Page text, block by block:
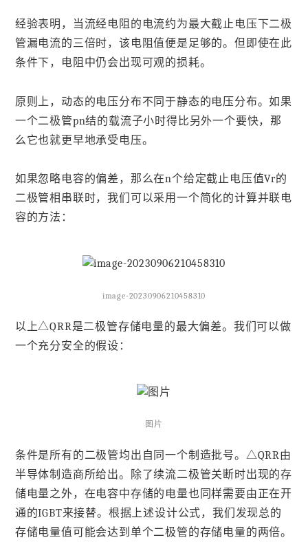
经验表明，当流经电阻的电流约为最大截止电压下二极
管漏电流的三倍时，该电阻值便是足够的。但即使在此
条件下，电阻中仍会出现可观的损耗。
原则上，动态的电压分布不同于静态的电压分布。如果
一个二极管pn结的载流子小时得比另外一个要快，那
么它也就更早地承受电压。
如果忽略电容的偏差，那么在n个给定截止电压值Vr的
二极管相串联时，我们可以采用一个简化的计算并联电
容的方法：
image-20230906210458310
以上△QRR是二极管存储电量的最大偏差。我们可以做
一个充分安全的假设：
图片
条件是所有的二极管均出自同一个制造批号。△QRR由
半导体制造商所给出。除了续流二极管关断时出现的存
储电量之外，在电容中存储的电量也同样需要由正在开
通的IGBT来接替。根据上述设计公式，我们发现总的
存储电量值可能会达到单个二极管的存储电量的两倍。